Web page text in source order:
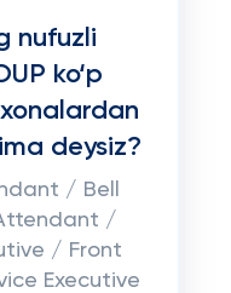
nufuzli
ko‘p
deysiz?
/ Bell
/
/ Front
Executive